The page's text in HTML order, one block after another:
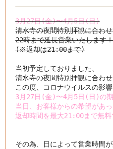
3月27日(金)〜4月5日(日)
清水寺の夜間特別拝観に合わ
22時まで延長営業いたします
(※返却は21:00まで)
当初予定しておりました、
清水寺の夜間特別拝観に合わ
3月27日(金)〜4月5日(日)の
当日、お客様からの希望があ
その為、日によって営業時間が